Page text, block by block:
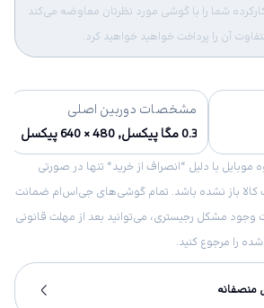
شما را با گوشی مورد نظرتان معاوضه می‌کند
آن را پرداخت خواهید خواهید کرد.
مشخصات دوربین اصلی
0.3 مگا پیکسل, 480 × 640 پیکسل
موبایل با دلیل “انصراف از خرید“ تنها در صورتی
کالا باز نشده باشد. تمام گوشی‌های جی‌اس‌ام ضمانت
وجود مشکل رجیستری، می‌توانید بعد از مهلت قانونی
منصفانه